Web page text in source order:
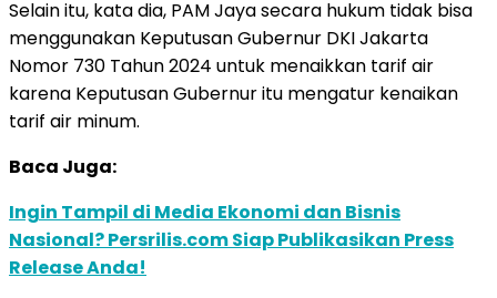
Selain itu, kata dia, PAM Jaya secara hukum tidak bisa
menggunakan Keputusan Gubernur DKI Jakarta
Nomor 730 Tahun 2024 untuk menaikkan tarif air
karena Keputusan Gubernur itu mengatur kenaikan
tarif air minum.
Baca Juga:
Ingin Tampil di Media Ekonomi dan Bisnis
Nasional? Persrilis.com Siap Publikasikan Press
Release Anda!